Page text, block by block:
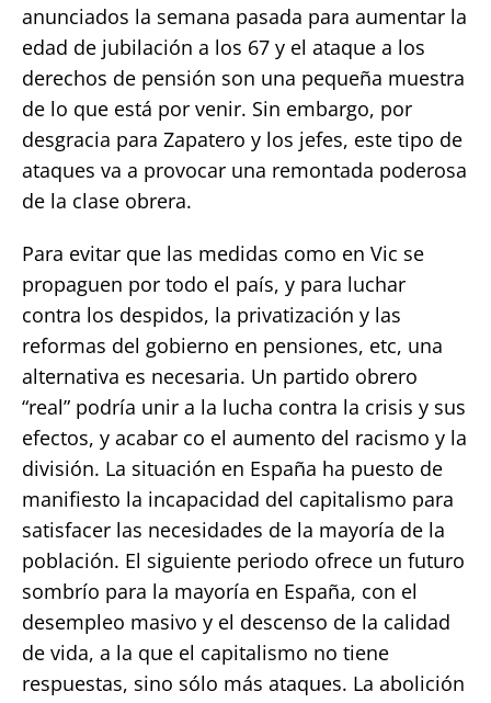
anunciados la semana pasada para aumentar la
edad de jubilación a los 67 y el ataque a los
derechos de pensión son una pequeña muestra
de lo que está por venir. Sin embargo, por
desgracia para Zapatero y los jefes, este tipo de
ataques va a provocar una remontada poderosa
de la clase obrera.
Para evitar que las medidas como en Vic se
propaguen por todo el país, y para luchar
contra los despidos, la privatización y las
reformas del gobierno en pensiones, etc, una
alternativa es necesaria. Un partido obrero
“real” podría unir a la lucha contra la crisis y sus
efectos, y acabar co el aumento del racismo y la
división. La situación en España ha puesto de
manifiesto la incapacidad del capitalismo para
satisfacer las necesidades de la mayoría de la
población. El siguiente periodo ofrece un futuro
sombrío para la mayoría en España, con el
desempleo masivo y el descenso de la calidad
de vida, a la que el capitalismo no tiene
respuestas, sino sólo más ataques. La abolición